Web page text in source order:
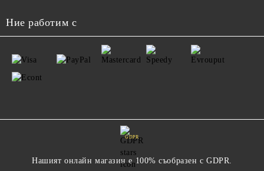
Ние работим с
GDPR
Нашият онлайн магазин е 100% съобразен с GDPR.